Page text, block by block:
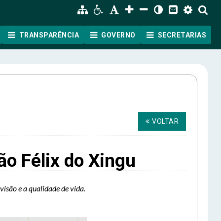
TRANSPARÊNCIA GOVERNO SECRETARIAS
VOLTAR
Félix do Xingu
e a qualidade de vida.